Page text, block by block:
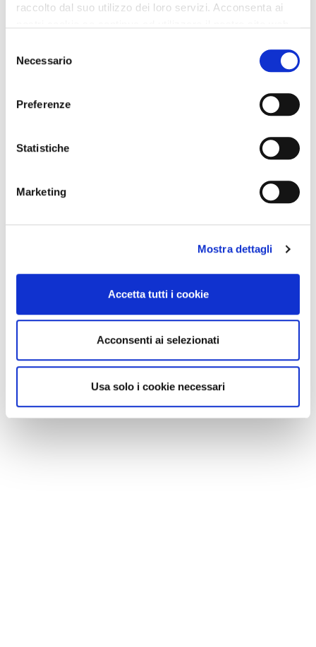
raccolto dal suo utilizzo dei loro servizi. Acconsenta ai
delNecessario
Preferenze
Statistiche
Marketing
Mostra dettagli
Accetta tutti i cookie
Acconsenti ai selezionati
Usa solo i cookie necessari